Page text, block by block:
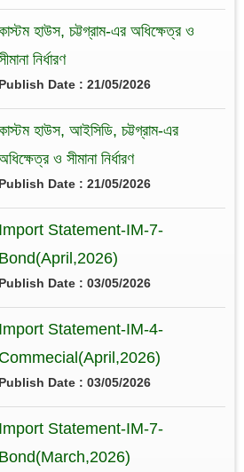
হাউস, চট্টগ্রাম-এর অধিক্ষেত্র ও
নির্ধারণ
Publish Date : 21/05/2026
হাউস, আইসিডি, চট্টগ্রাম-এর
ও সীমানা নির্ধারণ
Publish Date : 21/05/2026
Import Statement-IM-7-
Bond(April,2026)
Publish Date : 03/05/2026
Import Statement-IM-4-
Commecial(April,2026)
Publish Date : 03/05/2026
Import Statement-IM-7-
Bond(March,2026)